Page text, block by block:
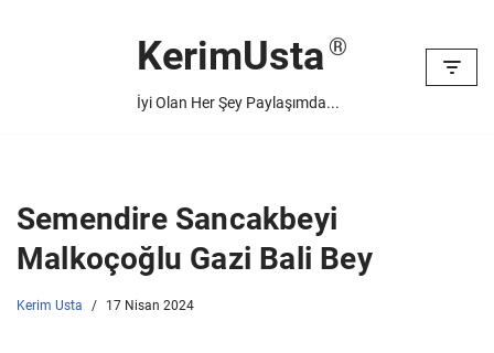
KerimUsta
İyi Olan Her Şey Paylaşımda...
Semendire Sancakbeyi
Malkoçoğlu Gazi Bali Bey
Kerim Usta 17 Nisan 2024